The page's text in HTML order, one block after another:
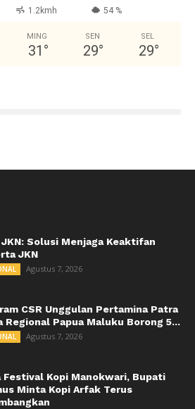
1.2kmh 54 %
MING
31 °
SEN
29°
SEL
29°
JKN: Solusi Menjaga Keaktifan
JKN
Agustus 7, 2026
CSR Unggulan Pertamina Patra
Regional Papua Maluku Borong 5...
Agustus 7, 2026
Festival Kopi Manokwari, Bupati
Minta Kopi Arfak Terus